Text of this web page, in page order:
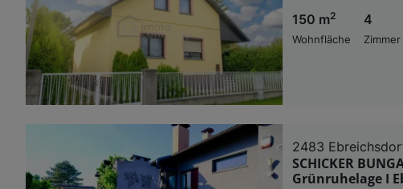
150 m2
Wohnfläche
4
Zimmer
2483
SCHICKER
Grünruhelage I